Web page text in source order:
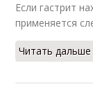
Если гастрит
применяется
Читать